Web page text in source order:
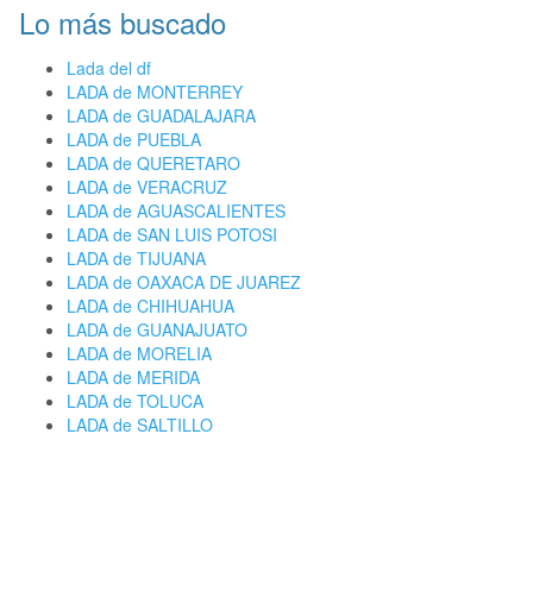
Lo más buscado
Lada del df
LADA de MONTERREY
LADA de GUADALAJARA
LADA de PUEBLA
LADA de QUERETARO
LADA de VERACRUZ
LADA de AGUASCALIENTES
LADA de SAN LUIS POTOSI
LADA de TIJUANA
LADA de OAXACA DE JUAREZ
LADA de CHIHUAHUA
LADA de GUANAJUATO
LADA de MORELIA
LADA de MERIDA
LADA de TOLUCA
LADA de SALTILLO